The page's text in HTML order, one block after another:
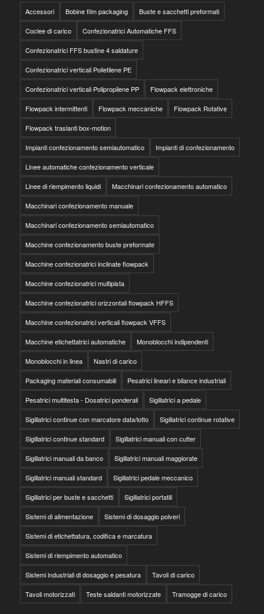
Accessori Bobine film packaging Buste e sacchetti preformati
Coclee di carico Confezionatrici Automatiche FFS
Confezionatrici FFS bustine 4 saldature
Confezionatrici verticali Polietilene PE
Confezionatrici verticali Polipropilene PP Flowpack elettroniche
Flowpack intermittenti Flowpack meccaniche Flowpack Rotative
Flowpack traslanti box-motion
Impianti confezionamento semiautomatico Impianti di confezionamento
Linee automatiche confezionamento verticale
Linee di riempimento liquidi Macchinari confezionamento automatico
Macchinari confezionamento manuale
Macchinari confezionamento semiautomatico
Macchine confezionamento buste preformate
Macchine confezionatrici inclinate flowpack
Macchine confezionatrici multipista
Macchine confezionatrici orizzontali flowpack HFFS
Macchine confezionatrici verticali flowpack VFFS
Macchine etichettatrici automatiche Monoblocchi indipendenti
Monoblocchi in linea Nastri di carico
Packaging materiali consumabili Pesatrici lineari e bilance industriali
Pesatrici multitesta - Dosatrici ponderali Sigillatrici a pedale
Sigillatrici continue con marcatore data/lotto Sigillatrici continue rotative
Sigillatrici continue standard Sigillatrici manuali con cutter
Sigillatrici manuali da banco Sigillatrici manuali maggiorate
Sigillatrici manuali standard Sigillatrici pedale meccanico
Sigillatrici per buste e sacchetti Sigillatrici portatili
Sistemi di alimentazione Sistemi di dosaggio polveri
Sistemi di etichettatura, codifica e marcatura
Sistemi di riempimento automatico
Sistemi industriali di dosaggio e pesatura Tavoli di carico
Tavoli motorizzati Teste saldanti motorizzate Tramogge di carico